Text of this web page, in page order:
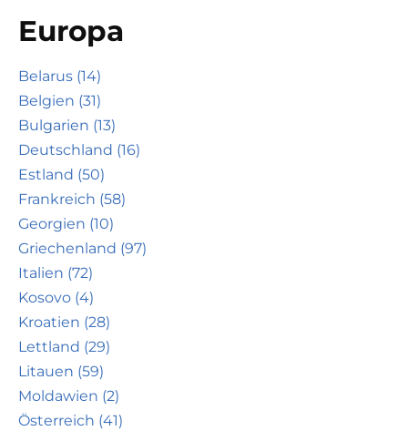
Europa
Belarus (14)
Belgien (31)
Bulgarien (13)
Deutschland (16)
Estland (50)
Frankreich (58)
Georgien (10)
Griechenland (97)
Italien (72)
Kosovo (4)
Kroatien (28)
Lettland (29)
Litauen (59)
Moldawien (2)
Österreich (41)